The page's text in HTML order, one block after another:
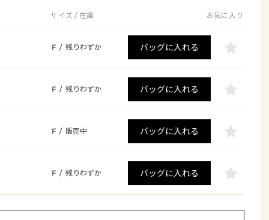
サイズ / 在庫 お気に入り
F / 残りわずか バッグに入れる
F / 残りわずか バッグに入れる
F / 販売中 バッグに入れる
F / 残りわずか バッグに入れる